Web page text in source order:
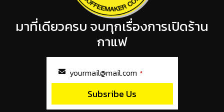
มาที่เดียวครบ จบทุกเรื่องการเปิดร้าน
กาแฟ
yourmail@mail.com *
Subsribe Us
This